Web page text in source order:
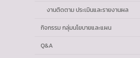
งานติดตาม ประเมินและรายงานผล
กิจกรรม กลุ่มนโยบายและแผน
Q&A